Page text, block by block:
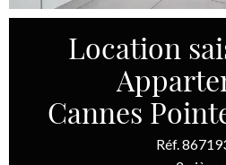
Location
Cannes
Réf.